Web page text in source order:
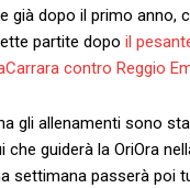
già dopo il primo anno,
partite dopo il
contro Reggio
gli allenamenti sono
che guiderà la OriOra
settimana passerà poi